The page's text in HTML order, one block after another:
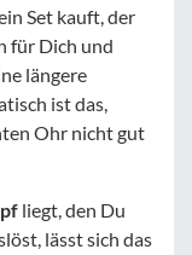
Set kauft, der
für Dich und
längere
ist das,
Ohr nicht gut
liegt, den Du
lässt sich das